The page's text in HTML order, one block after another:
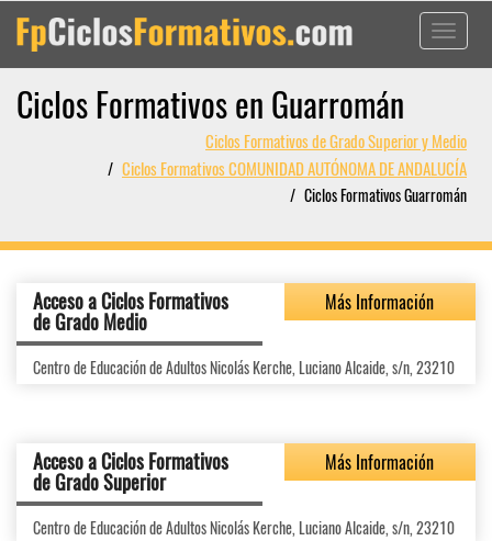
Toggle
Ciclos Formativos en Guarromán
Ciclos Formativos de Grado Superior y Medio
Ciclos Formativos COMUNIDAD AUTÓNOMA DE ANDALUCÍA
Ciclos Formativos Guarromán
Acceso a Ciclos Formativos
de Grado Medio
Más Información
Centro de Educación de Adultos Nicolás Kerche, Luciano Alcaide, s/n, 23210
Acceso a Ciclos Formativos
de Grado Superior
Más Información
Centro de Educación de Adultos Nicolás Kerche, Luciano Alcaide, s/n, 23210